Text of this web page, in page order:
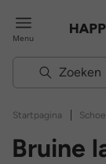
Menu
Startpagina |
Bruine